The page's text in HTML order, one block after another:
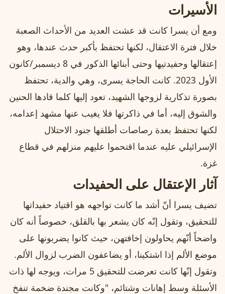
الأسيرات
ومع أن يسرا كانت قد عشت العديد من الأحداث الصعبة
خلال فترة الاعتقال، لكنها تحتفظ بأكبر حدث عندها، وهو
إعتقالها وحفيدتيها وحتى أبنائها الذكور في 8 ديسمبر/كانون
الأول 2023. كانت الحاجة يسرى، وهي والدية، تحتفظ
بصورة تذكارية لزوجها الشهيد، تعود إليها كلما قادها الحنين
والشوق إليه، أما في ذاكرتها فلا يغيب عنها مشهد إعدامه،
لكنها تحتفظ بعدة رصاصات أطلقها جنود الاحتلال
الإسرائيلي عليه عندما اقتحموا عليهم منزلهم في قطاع
غزة.
آثار الإعتقال على الحفيدات
تضيف يسرا أنّ أشد ما كانت تواجهه هو اقتياد حفيداتها
للتحقيق، وتقول إنّه كان يشعر بها بالقلق، خصوصاً أنه كان
واضحاً أنّهم يحاولون إخافتهن، حيث كانوا يضربونها على
موضع الألم إذا اشتكينا، أو يضاعفون الضرب لزوال الألم.
وتقول إنّها كانت تعرضت للتحقيق 5 مرات، ويوجه لها ذات
الأسئلة وسط إهانات وشتائم، "وكانت مجندة ضخمة تنفخ